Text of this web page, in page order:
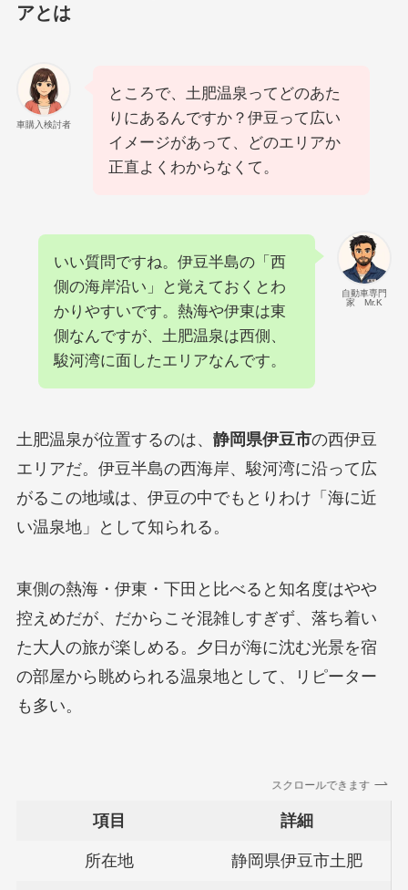
アとは
車購入検討者
ところで、土肥温泉ってどのあた
りにあるんですか？伊豆って広い
イメージがあって、どのエリアか
正直よくわからなくて。
自動車専門
家 Mr.K
いい質問ですね。伊豆半島の「西
側の海岸沿い」と覚えておくとわ
かりやすいです。熱海や伊東は東
側なんですが、土肥温泉は西側、
駿河湾に面したエリアなんです。
土肥温泉が位置するのは、 静岡県伊豆市の西伊豆
エリアだ。伊豆半島の西海岸、駿河湾に沿って広
がるこの地域は、伊豆の中でもとりわけ「海に近
い温泉地」として知られる。
東側の熱海・伊東・下田と比べると知名度はやや
控えめだが、だからこそ混雑しすぎず、落ち着い
た大人の旅が楽しめる。夕日が海に沈む光景を宿
の部屋から眺められる温泉地として、リピーター
も多い。
スクロールできます
項目 詳細
所在地 静岡県伊豆市土肥